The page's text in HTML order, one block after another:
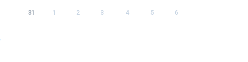
31 1 2 3 4 5 6